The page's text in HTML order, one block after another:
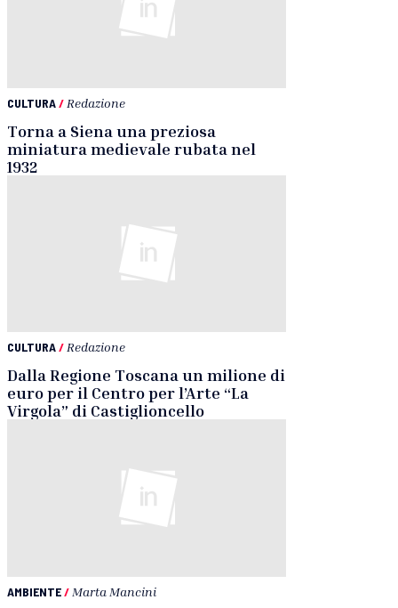
CULTURA/ Redazione
Torna a Siena una preziosa
miniatura medievale rubata nel
1932
CULTURA/ Redazione
Dalla Regione Toscana un milione di
euro per il Centro per l’Arte “La
Virgola” di Castiglioncello
AMBIENTE/ Marta Mancini